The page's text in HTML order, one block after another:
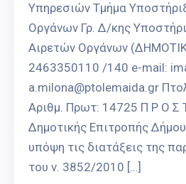
Υπηρεσιών Τμήμα
Οργάνων Γρ. Δ/κης
Αιρετών Οργάνων
2463350110 /140 e-mail:
a.milona@ptolemaida.gr
Αριθμ. Πρωτ: 14725 Π Ρ Ο Σ
Δημοτικής Επιτροπής
υπόψη τις διατάξεις της
του ν. 3852/2010 […]